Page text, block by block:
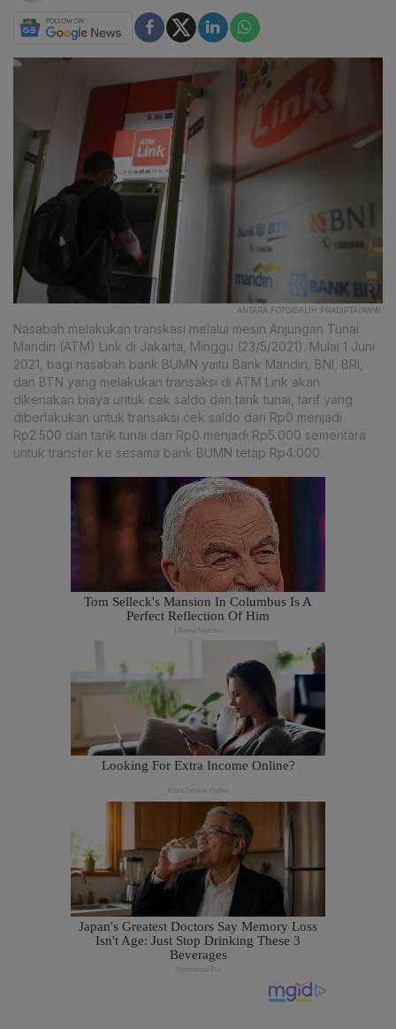
ANTARA FOTO/GALIH PRADIPTA/AWW.
Nasabah melakukan transkasi melalui mesin Anjungan Tunai
Mandiri (ATM) Link di Jakarta, Minggu (23/5/2021). Mulai 1 Juni
2021, bagi nasabah bank BUMN yaitu Bank Mandiri, BNI, BRI,
dan BTN yang melakukan transaksi di ATM Link akan
dikenakan biaya untuk cek saldo dan tarik tunai, tarif yang
diberlakukan untuk transaksi cek saldo dari Rp0 menjadi
Rp2.500 dan tarik tunai dari Rp0 menjadi Rp5.000 sementara
untuk transfer ke sesama bank BUMN tetap Rp4.000.